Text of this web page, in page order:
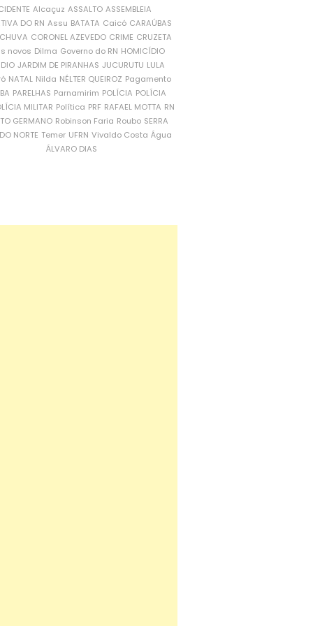
Alcaçuz ASSALTO ASSEMBLEIA
DO RN Assu BATATA Caicó CARAÚBAS
CORONEL AZEVEDO CRIME CRUZETA
novos Dilma Governo do RN HOMICÍDIO
JARDIM DE PIRANHAS JUCURUTU LULA
NATAL Nilda NÉLTER QUEIROZ Pagamento
PARELHAS Parnamirim POLÍCIA POLÍCIA
MILITAR Política PRF RAFAEL MOTTA RN
GERMANO Robinson Faria Roubo SERRA
NORTE Temer UFRN Vivaldo Costa Água
ÁLVARO DIAS